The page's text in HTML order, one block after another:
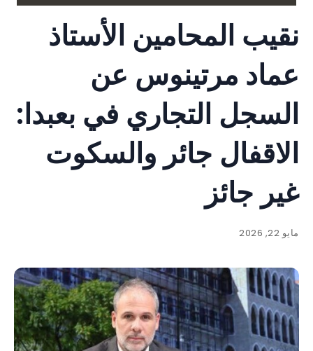
نقيب المحامين الأستاذ
عماد مرتينوس عن
السجل التجاري في بعبدا:
الاقفال جائر والسكوت
غير جائز
مايو 22, 2026